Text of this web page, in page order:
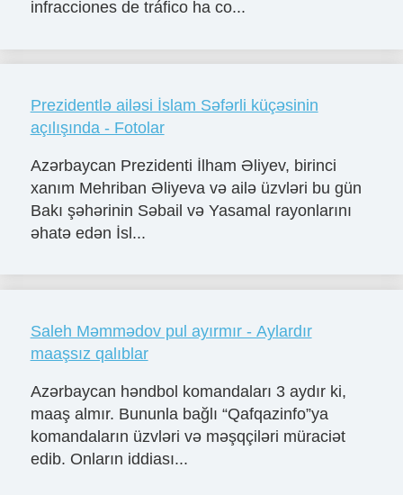
infracciones de tráfico ha co...
Prezidentlə ailəsi İslam Səfərli küçəsinin
açılışında - Fotolar
Azərbaycan Prezidenti İlham Əliyev, birinci
xanım Mehriban Əliyeva və ailə üzvləri bu gün
Bakı şəhərinin Səbail və Yasamal rayonlarını
əhatə edən İsl...
Saleh Məmmədov pul ayırmır - Aylardır
maaşsız qalıblar
Azərbaycan həndbol komandaları 3 aydır ki,
maaş almır. Bununla bağlı “Qafqazinfo”ya
komandaların üzvləri və məşqçiləri müraciət
edib. Onların iddiası...